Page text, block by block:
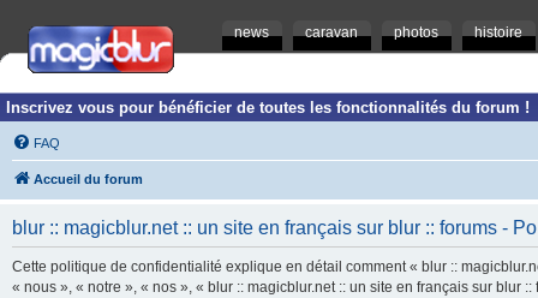
news caravan photos histoire
Inscrivez vous pour bénéficier de toutes les fonctionnalités du forum !
FAQ
Accueil du forum
blur :: magicblur.net :: un site en français sur blur :: forums -
Cette politique de confidentialité explique en détail comment « blur ::
« nous », « notre », « nos », « blur :: magicblur.net :: un site en français sur blur